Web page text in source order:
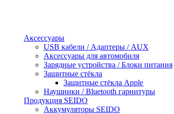
Аксессуары
USB кабели / Адаптеры / AUX
Аксессуары для автомобиля
Зарядные устройства / Блоки питания
Защитные стёкла
Защитные стёкла Apple
Наушники / Bluetooth гарнитуры
Продукция SEIDO
Аккумуляторы SEIDO